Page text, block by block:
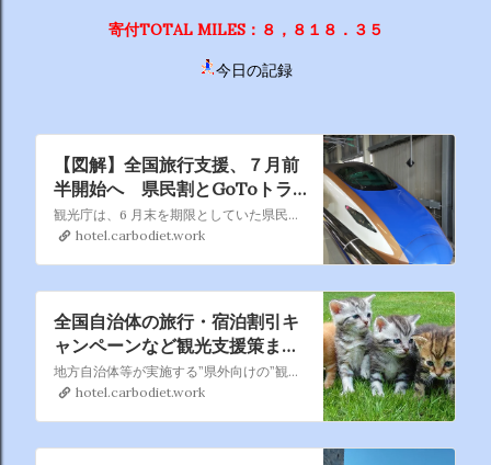
寄付TOTAL MILES：８，８１８．３５
今日の記録
【図解】全国旅行支援、７月前
半開始へ 県民割とGoToトラ
ベルとの違いとは
観光庁は、6 月末を期限としていた県民割支援について、7 月 14 日まで延長すると発表。7 月前半からは「全国旅行支援」として全国に拡大し、補助額の上限を５千円から８千円に拡大します。
hotel.carbodiet.work
全国自治体の旅行・宿泊割引キ
ャンペーンなど観光支援策まと
め｜県民割・GoToトラベル併
用も
地方自治体等が実施する”県外向けの”観光復興支援策（旅行・宿泊割引、プレミアム付宿泊券などの観光キャンペーン）を都道府県別に掲載しています。インターネットを探し回らなくても、一覧からお得な観光キャンペーンを見つけることできます。
hotel.carbodiet.work